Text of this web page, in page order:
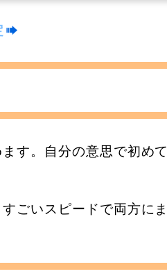
す。自分の意思で初めて
ごいスピードで両方にま